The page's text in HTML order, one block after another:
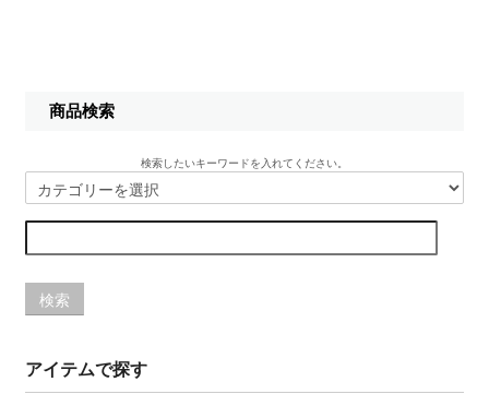
商品検索
検索したいキーワードを入れてください。
検索
アイテムで探す